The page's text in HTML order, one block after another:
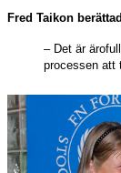
Fred Taikon
– Det är
processen att